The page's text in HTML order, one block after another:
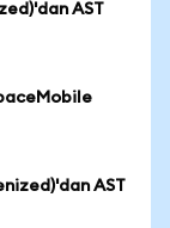
AST
AST